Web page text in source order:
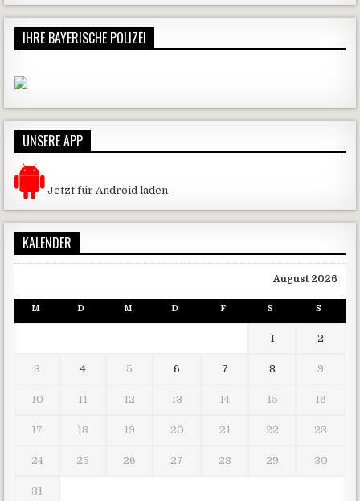
IHRE BAYERISCHE POLIZEI
UNSERE APP
Jetzt für Android laden
KALENDER
August 2026
M D M D F S S
1 2
3 4 5 6 7 8 9
10 11 12 13 14 15 16
17 18 19 20 21 22 23
24 25 26 27 28 29 30
31